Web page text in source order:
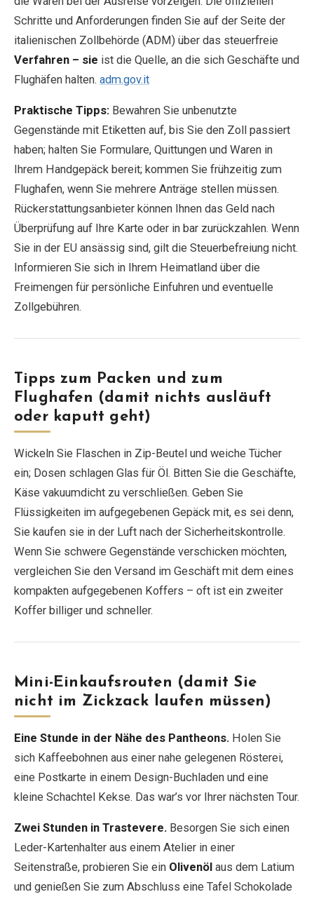
Schritte und Anforderungen finden Sie auf der Seite der
italienischen Zollbehörde (ADM) über das steuerfreie
Verfahren – sie ist die Quelle, an die sich Geschäfte und
Flughäfen halten. adm.gov.it
Praktische Tipps: Bewahren Sie unbenutzte
Gegenstände mit Etiketten auf, bis Sie den Zoll passiert
haben; halten Sie Formulare, Quittungen und Waren in
Ihrem Handgepäck bereit; kommen Sie frühzeitig zum
Flughafen, wenn Sie mehrere Anträge stellen müssen.
Rückerstattungsanbieter können Ihnen das Geld nach
Überprüfung auf Ihre Karte oder in bar zurückzahlen. Wenn
Sie in der EU ansässig sind, gilt die Steuerbefreiung nicht.
Informieren Sie sich in Ihrem Heimatland über die
Freimengen für persönliche Einfuhren und eventuelle
Zollgebühren.
Tipps zum Packen und zum
Flughafen (damit nichts ausläuft
oder kaputt geht)
Wickeln Sie Flaschen in Zip-Beutel und weiche Tücher
ein; Dosen schlagen Glas für Öl. Bitten Sie die Geschäfte,
Käse vakuumdicht zu verschließen. Geben Sie
Flüssigkeiten im aufgegebenen Gepäck mit, es sei denn,
Sie kaufen sie in der Luft nach der Sicherheitskontrolle.
Wenn Sie schwere Gegenstände verschicken möchten,
vergleichen Sie den Versand im Geschäft mit dem eines
kompakten aufgegebenen Koffers – oft ist ein zweiter
Koffer billiger und schneller.
Mini-Einkaufsrouten (damit Sie
nicht im Zickzack laufen müssen)
Eine Stunde in der Nähe des Pantheons. Holen Sie
sich Kaffeebohnen aus einer nahe gelegenen Rösterei,
eine Postkarte in einem Design-Buchladen und eine
kleine Schachtel Kekse. Das war’s vor Ihrer nächsten Tour.
Zwei Stunden in Trastevere. Besorgen Sie sich einen
Leder-Kartenhalter aus einem Atelier in einer
Seitenstraße, probieren Sie ein Olivenöl aus dem Latium
und genießen Sie zum Abschluss eine Tafel Schokolade